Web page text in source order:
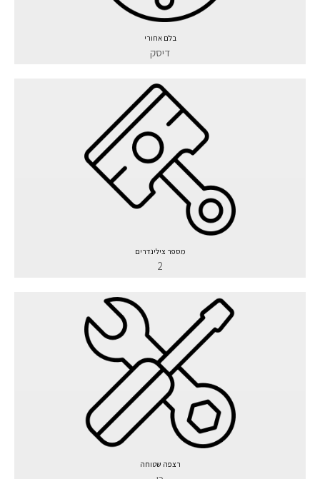
בלם אחורי
דיסק
מספר צילינדרים
2
רצפה שטוחה